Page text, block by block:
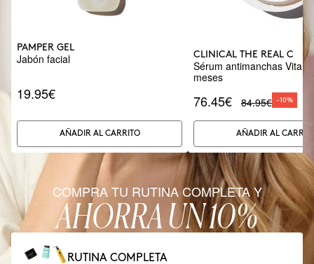
PAMPER GEL
Jabón facial
19.95€
AÑADIR AL CARRITO
CLINICAL THE REAL C
Sérum antimanchas
meses
76.45€ 84.95€ -10%
AÑADIR AL
COMPRA TU RUTINA COMPLETA Y
AHORRA UN 10%
RUTINA COMPLETA